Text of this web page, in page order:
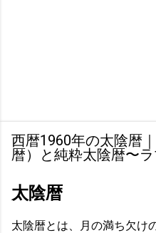
西暦1960年の太陰暦
暦）と純粋太陰暦〜
太陰暦
太陰暦とは、月の満ち欠け